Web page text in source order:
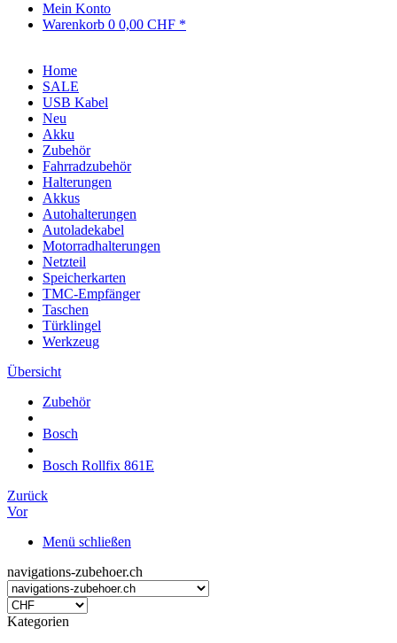
Mein Konto
Warenkorb 0 0,00 CHF *
Home
SALE
USB Kabel
Neu
Akku
Zubehör
Fahrradzubehör
Halterungen
Akkus
Autohalterungen
Autoladekabel
Motorradhalterungen
Netzteil
Speicherkarten
TMC-Empfänger
Taschen
Türklingel
Werkzeug
Übersicht
Zubehör
Bosch
Bosch Rollfix 861E
Zurück
Vor
Menü schließen
navigations-zubehoer.ch
Kategorien